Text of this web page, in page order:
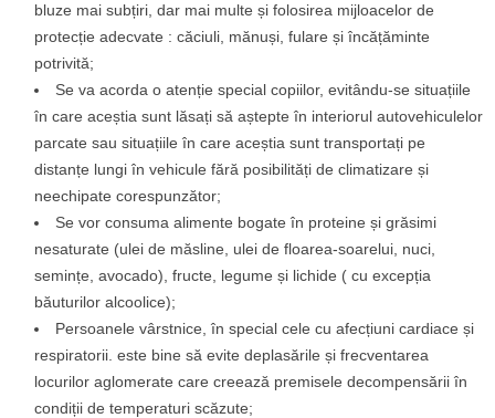
bluze mai subțiri, dar mai multe și folosirea mijloacelor de
protecție adecvate : căciuli, mănuși, fulare și încățăminte
potrivită;
Se va acorda o atenție special copiilor, evitându-se situațiile
în care aceștia sunt lăsați să aștepte în interiorul autovehiculelor
parcate sau situațiile în care aceștia sunt transportați pe
distanțe lungi în vehicule fără posibilități de climatizare și
neechipate corespunzător;
Se vor consuma alimente bogate în proteine și grăsimi
nesaturate (ulei de măsline, ulei de floarea-soarelui, nuci,
semințe, avocado), fructe, legume și lichide ( cu excepția
băuturilor alcoolice);
Persoanele vârstnice, în special cele cu afecțiuni cardiace și
respiratorii. este bine să evite deplasările și frecventarea
locurilor aglomerate care creează premisele decompensării în
condiții de temperaturi scăzute;